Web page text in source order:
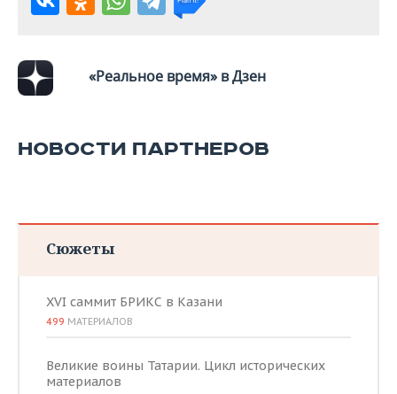
«Реальное время» в Дзен
НОВОСТИ ПАРТНЕРОВ
Сюжеты
XVI саммит БРИКС в Казани
499 МАТЕРИАЛОВ
Великие воины Татарии. Цикл исторических
материалов